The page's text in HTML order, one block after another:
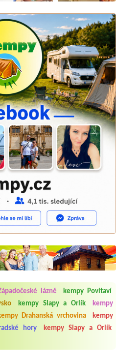
lázně
kempy Povltaví
kempy Slapy a Orlík
kempy
Drahanská vrchovina
kempy
hory
kempy Slapy a Orlík
2026. Kemp jako takový je pěkný.
doplněný papír i utěrky, což při
V kempu je obchod a
Co nás ale velice zklamalo byl